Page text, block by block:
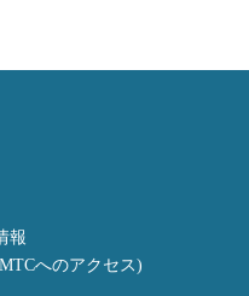
報
へのアクセス)